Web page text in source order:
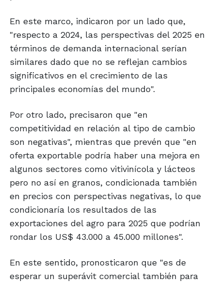
En este marco, indicaron por un lado que,
"respecto a 2024, las perspectivas del 2025 en
términos de demanda internacional serían
similares dado que no se reflejan cambios
significativos en el crecimiento de las
principales economías del mundo".
Por otro lado, precisaron que "en
competitividad en relación al tipo de cambio
son negativas", mientras que prevén que "en
oferta exportable podría haber una mejora en
algunos sectores como vitivinícola y lácteos
pero no así en granos, condicionada también
en precios con perspectivas negativas, lo que
condicionaría los resultados de las
exportaciones del agro para 2025 que podrían
rondar los US$ 43.000 a 45.000 millones".
En este sentido, pronosticaron que "es de
esperar un superávit comercial también para